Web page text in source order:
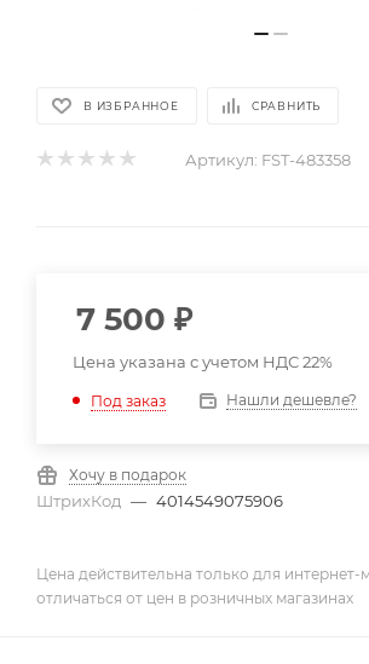
В ИЗБРАННОЕ СРАВНИТЬ
Артикул: FST-483358
7 500 ₽
Цена указана с учетом НДС 22%
Под заказ Нашли дешевле?
Хочу в подарок
ШтрихКод — 4014549075906
Цена действительна только для интернет-
отличаться от цен в розничных магазинах